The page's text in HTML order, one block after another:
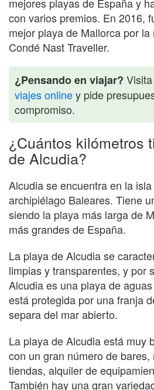
con varios premios. En 2016,
mejor playa de Mallorca por
Condé Nast Traveller.
¿Pensando en viajar?
viajes onliney pide
compromiso.
¿Cuántos kilómetros
de Alcudia?
Alcudia se encuentra en la
archipiélago Baleares. Tiene
siendo la playa más larga de
más grandes de España.
La playa de Alcudia se
limpias y transparentes, y por
Alcudia es una playa de
está protegida por una franja
separa del mar abierto.
La playa de Alcudia está muy
con un gran número de bares,
tiendas, alquiler de
También hay una gran